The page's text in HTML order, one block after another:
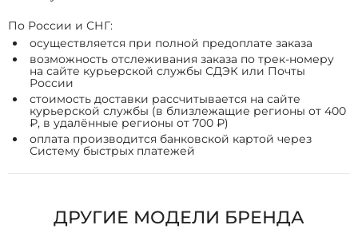
По России и СНГ:
осуществляется при полной предоплате заказа
возможность отслеживания заказа по трек-номеру
на сайте курьерской службы СДЭК или Почты
России
стоимость доставки рассчитывается на сайте
курьерской службы (в близлежащие регионы от 400
₽, в удалённые регионы от 700 ₽)
оплата производится банковской картой через
Систему быстрых платежей
ДРУГИЕ МОДЕЛИ БРЕНДА